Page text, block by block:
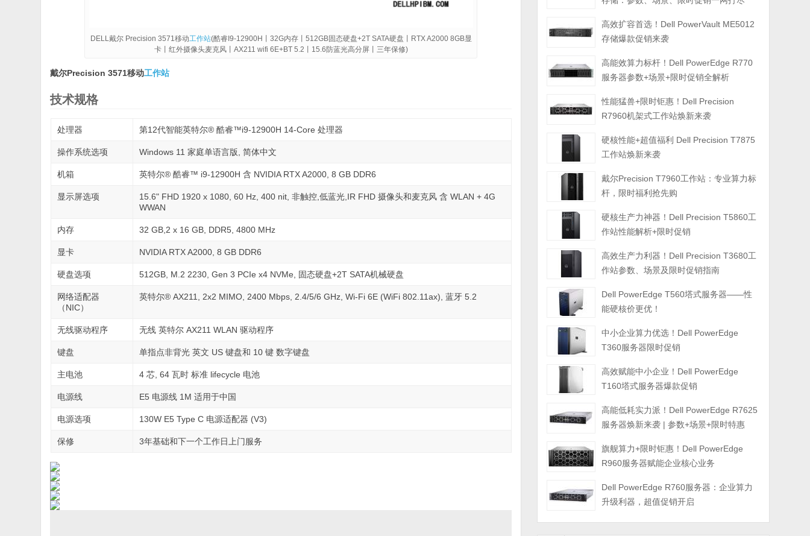
DELL戴尔 Precision 3571移动工作站(酷睿I9-12900H丨32G内存丨512GB固态硬盘+2T SATA硬盘丨RTX A2000 8GB显
卡丨红外摄像头麦克风丨AX211 wifi 6E+BT 5.2丨15.6防蓝光高分屏丨三年保修)
戴尔Precision 3571移动工作站
技术规格
处理器 第12代智能英特尔® 酷睿™i9-12900H 14-Core 处理器
操作系统选项 Windows 11 家庭单语言版, 简体中文
机箱 英特尔® 酷睿™ i9-12900H 含 NVIDIA RTX A2000, 8 GB DDR6
显示屏选项
15.6" FHD 1920 x 1080, 60 Hz, 400 nit, 非触控,低蓝光,IR FHD 摄像头和麦克风 含 WLAN + 4G
WWAN
内存 32 GB,2 x 16 GB, DDR5, 4800 MHz
显卡 NVIDIA RTX A2000, 8 GB DDR6
硬盘选项 512GB, M.2 2230, Gen 3 PCIe x4 NVMe, 固态硬盘+2T SATA机械硬盘
网络适配器
（NIC）
英特尔® AX211, 2x2 MIMO, 2400 Mbps, 2.4/5/6 GHz, Wi-Fi 6E (WiFi 802.11ax), 蓝牙 5.2
无线驱动程序 无线 英特尔 AX211 WLAN 驱动程序
键盘 单指点非背光 英文 US 键盘和 10 键 数字键盘
主电池 4 芯, 64 瓦时 标准 lifecycle 电池
电源线 E5 电源线 1M 适用于中国
电源选项 130W E5 Type C 电源适配器 (V3)
保修 3年基础和下一个工作日上门服务
高效扩容首选！Dell PowerVault ME5012
存储爆款促销来袭
高能效算力标杆！Dell PowerEdge R770
服务器参数+场景+限时促销全解析
性能猛兽+限时钜惠！Dell Precision
R7960机架式工作站焕新来袭
硬核性能+超值福利 Dell Precision T7875
工作站焕新来袭
戴尔Precision T7960工作站：专业算力标
杆，限时福利抢先购
硬核生产力神器！Dell Precision T5860工
作站性能解析+限时促销
高效生产力利器！Dell Precision T3680工
作站参数、场景及限时促销指南
Dell PowerEdge T560塔式服务器——性
能硬核价更优！
中小企业算力优选！Dell PowerEdge
T360服务器限时促销
高效赋能中小企业！Dell PowerEdge
T160塔式服务器爆款促销
高能低耗实力派！Dell PowerEdge R7625
服务器焕新来袭 | 参数+场景+限时特惠
旗舰算力+限时钜惠！Dell PowerEdge
R960服务器赋能企业核心业务
Dell PowerEdge R760服务器：企业算力
升级利器，超值促销开启